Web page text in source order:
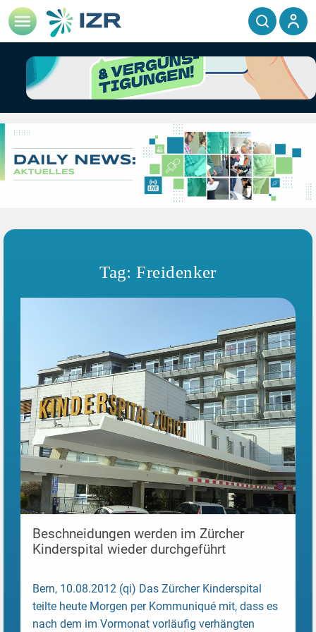
Tag: Freidenker
Beschneidungen werden im Zürcher
Kinderspital wieder durchgeführt
Bern, 10.08.2012 (qi) Das Zürcher Kinderspital
teilte heute Morgen per Kommuniqué mit, dass es
nach dem im Vormonat vorläufig verhängten